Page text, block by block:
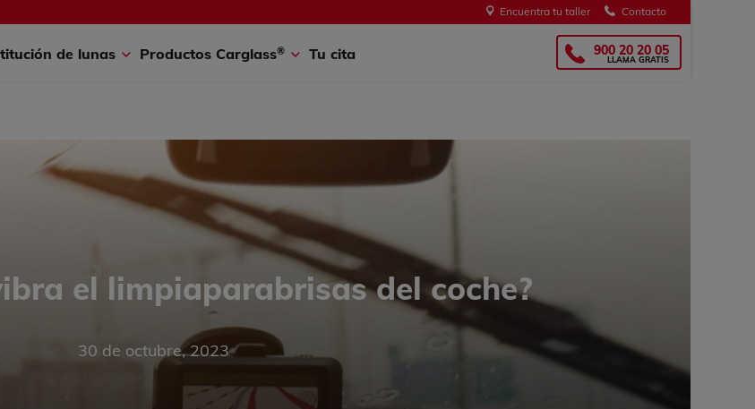
Encuentra tu taller Contacto
de lunas Productos Carglass® Tu cita 900 20 20 05
LLAMA GRATIS
®
el limpiaparabrisas del coche?
30 de octubre, 2023